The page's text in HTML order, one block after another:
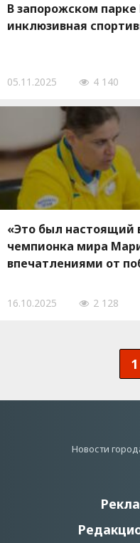
В запорожском
инклюзивная
05.11.2025 4 140
«Это был настоящий
чемпионка мира
впечатлениями от
16.10.2025 2 128
1
Новости